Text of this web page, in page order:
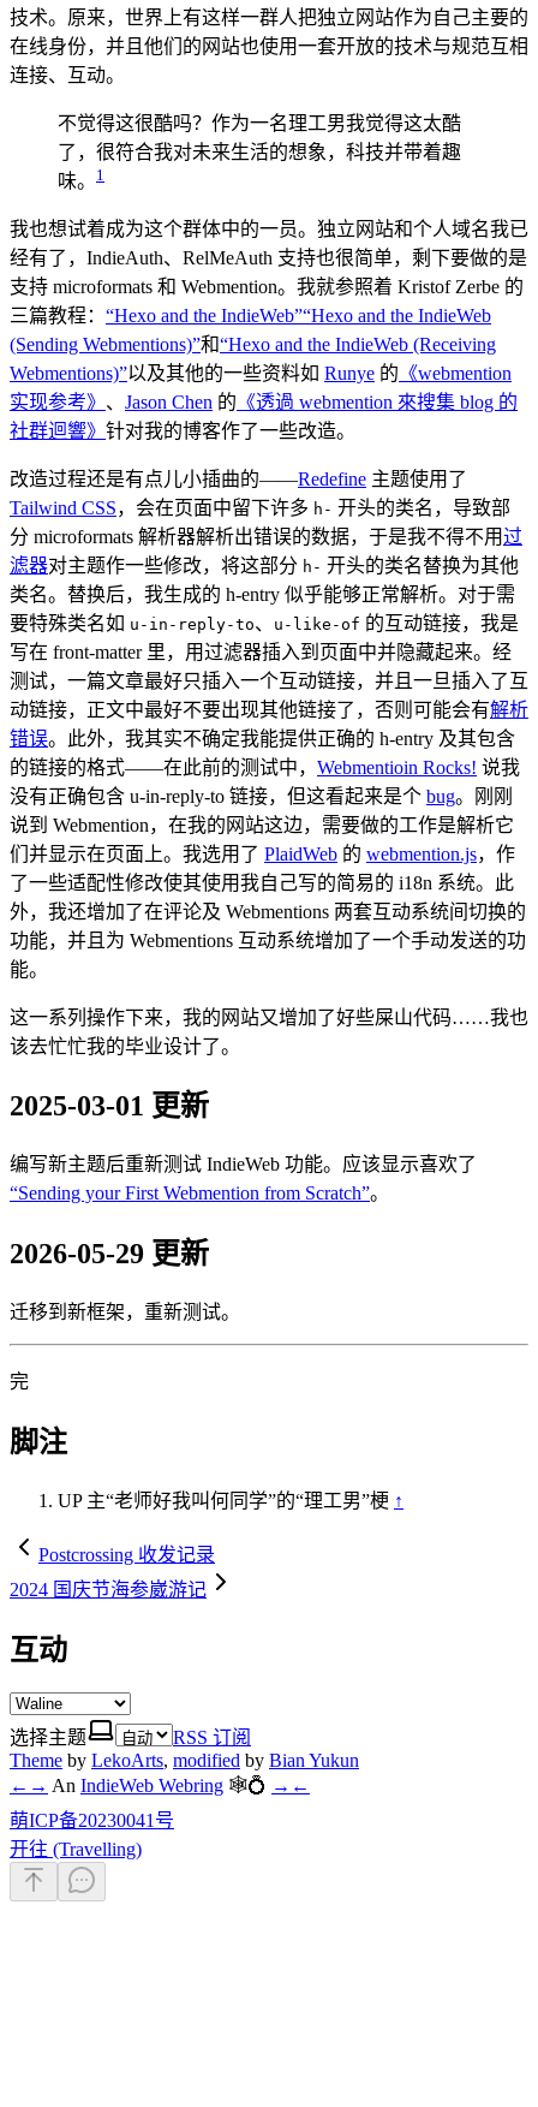
技术。原来，世界上有这样一群人把独立网站作为自己主要的
在线身份，并且他们的网站也使用一套开放的技术与规范互相
连接、互动。
不觉得这很酷吗？作为一名理工男我觉得这太酷
了，很符合我对未来生活的想象，科技并带着趣
味。
1
我也想试着成为这个群体中的一员。独立网站和个人域名我已
经有了，IndieAuth、RelMeAuth 支持也很简单，剩下要做的是
支持 microformats 和 Webmention。我就参照着 Kristof Zerbe 的
三篇教程： “Hexo and the IndieWeb”“Hexo and the IndieWeb
(Sending Webmentions)”和“Hexo and the IndieWeb (Receiving
Webmentions)”以及其他的一些资料如 Runye 的 《webmention
实现参考》 、 Jason Chen 的 《透過 webmention 來搜集 blog 的
社群迴響》 针对我的博客作了一些改造。
改造过程还是有点儿小插曲的——Redefine 主题使用了
Tailwind CSS，会在页面中留下许多 h- 开头的类名，导致部
分 microformats 解析器解析出错误的数据，于是我不得不用过
滤器对主题作一些修改，将这部分 h- 开头的类名替换为其他
类名。替换后，我生成的 h-entry 似乎能够正常解析。对于需
要特殊类名如 u-in-reply-to、 u-like-of 的互动链接，我是
写在 front-matter 里，用过滤器插入到页面中并隐藏起来。经
测试，一篇文章最好只插入一个互动链接，并且一旦插入了互
动链接，正文中最好不要出现其他链接了，否则可能会有解析
错误。此外，我其实不确定我能提供正确的 h-entry 及其包含
的链接的格式——在此前的测试中， Webmentioin Rocks! 说我
没有正确包含 u-in-reply-to 链接，但这看起来是个 bug。刚刚
说到 Webmention，在我的网站这边，需要做的工作是解析它
们并显示在页面上。我选用了 PlaidWeb 的 webmention.js，作
了一些适配性修改使其使用我自己写的简易的 i18n 系统。此
外，我还增加了在评论及 Webmentions 两套互动系统间切换的
功能，并且为 Webmentions 互动系统增加了一个手动发送的功
能。
这一系列操作下来，我的网站又增加了好些屎山代码……我也
该去忙忙我的毕业设计了。
2025-03-01 更新
编写新主题后重新测试 IndieWeb 功能。应该显示喜欢了
“Sending your First Webmention from Scratch”。
2026-05-29 更新
迁移到新框架，重新测试。
完
脚注
UP 主“老师好我叫何同学”的“理工男”梗 ↑
Postcrossing 收发记录
2024 国庆节海参崴游记
互动
选择主题
RSS 订阅
Theme by LekoArts, modified by Bian Yukun
← → An IndieWeb Webring 🕸💍 → ←
萌ICP备20230041号
开往 (Travelling)